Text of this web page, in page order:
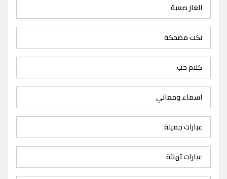
الغاز صعبة
نكت مضحكة
كلام حب
اسماء ومعاني
عبارات جميلة
عبارات تهنئة